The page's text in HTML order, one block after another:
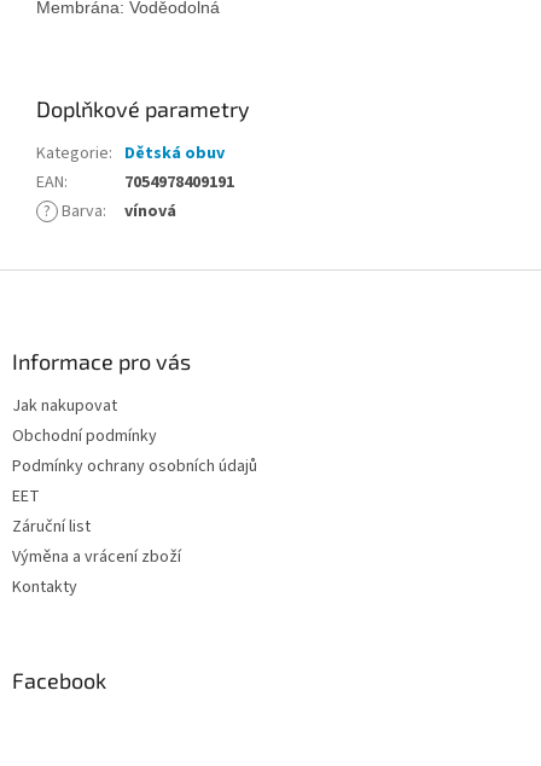
Membrána: Voděodolná
Doplňkové parametry
Kategorie: Dětská obuv
EAN:
7054978409191
? Barva: vínová
Informace pro vás
Jak nakupovat
Obchodní podmínky
Podmínky ochrany osobních údajů
EET
Záruční list
Výměna a vrácení zboží
Kontakty
Facebook